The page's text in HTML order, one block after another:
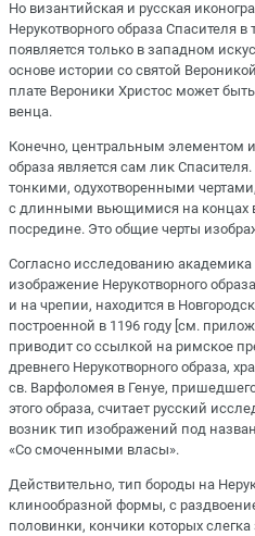
Но византийская и русская
Нерукотворного образа Спасителя
появляется только в западном
основе истории со святой
плате Вероники Христос может
венца.
Конечно, центральным элементом
образа является сам лик
тонкими, одухотворенными
с длинными вьющимися на концах
посредине. Это общие черты
Согласно исследованию
изображение Нерукотворного
и на чрепии, находится в
построенной в 1196 году [см.
приводит со ссылкой на римское
древнего Нерукотворного образа,
св. Варфоломея в Генуе,
этого образа, считает русский
возник тип изображений под
«Со смоченными власы».
Действительно, тип бороды на
клинообразной формы, с
половинки, кончики которых слегка